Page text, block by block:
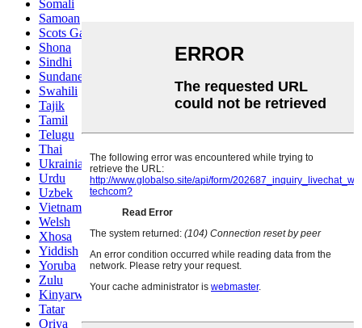
Somali
Samoan
Scots Gaelic
Shona
Sindhi
Sundanese
Swahili
Tajik
Tamil
Telugu
Thai
Ukrainian
Urdu
Uzbek
Vietnamese
Welsh
Xhosa
Yiddish
Yoruba
Zulu
Kinyarwanda
Tatar
Oriya